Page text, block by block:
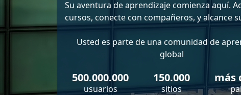
Su aventura de aprendizaje comienza aquí.
cursos, conecte con compañeros, y alcance
Usted es parte de una comunidad de
global
500.000.000
usuarios
150.000
sitios
más